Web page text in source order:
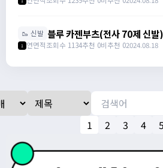
https://
🥾 신발 블루 카젠부츠(전사 70제 신발
덱4 / 27만에 팝니다. /
https://
1 연면적조회수 1134추천 0비추천 02024.08.18
1 2 3 4 5